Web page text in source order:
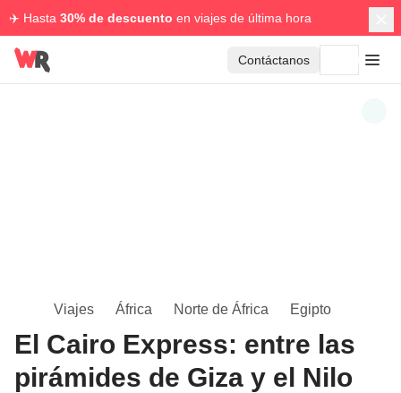
✈️ Hasta 30% de descuento en viajes de última hora
Contáctanos
Viajes África Norte de África Egipto
El Cairo Express: entre las
pirámides de Giza y el Nilo